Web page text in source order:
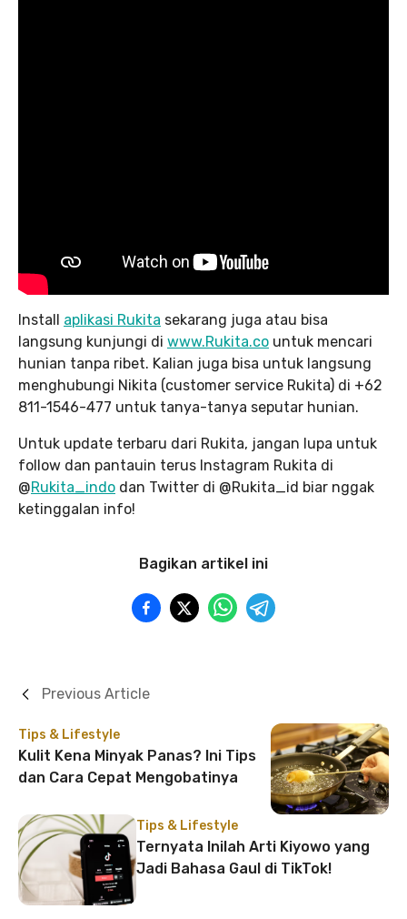
Install aplikasi Rukita sekarang juga atau bisa
langsung kunjungi di www.Rukita.co untuk mencari
hunian tanpa ribet. Kalian juga bisa untuk langsung
menghubungi Nikita (customer service Rukita) di +62
811-1546-477 untuk tanya-tanya seputar hunian.
Untuk update terbaru dari Rukita, jangan lupa untuk
follow dan pantauin terus Instagram Rukita di
@Rukita_indo dan Twitter di @Rukita_id biar nggak
ketinggalan info!
Bagikan artikel ini
Tips & Lifestyle
Kulit Kena Minyak Panas? Ini Tips
dan Cara Cepat Mengobatinya
Previous Article
Tips & Lifestyle
Ternyata Inilah Arti Kiyowo yang
Jadi Bahasa Gaul di TikTok!